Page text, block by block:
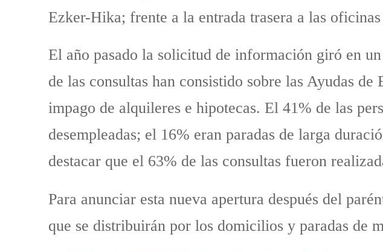
Ezker-Hika; frente a la entrada trasera a las
El año pasado la solicitud de información giró en
de las consultas han consistido sobre las Ayudas
impago de alquileres e hipotecas. El 41% de las
desempleadas; el 16% eran paradas de larga
destacar que el 63% de las consultas fueron
Para anunciar esta nueva apertura después del
que se distribuirán por los domicilios y paradas de